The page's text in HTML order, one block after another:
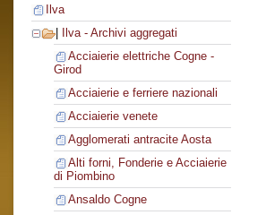
Ilva
Ilva - Archivi aggregati
Acciaierie elettriche Cogne -
Girod
Acciaierie e ferriere nazionali
Acciaierie venete
Agglomerati antracite Aosta
Alti forni, Fonderie e Acciaierie
di Piombino
Ansaldo Cogne